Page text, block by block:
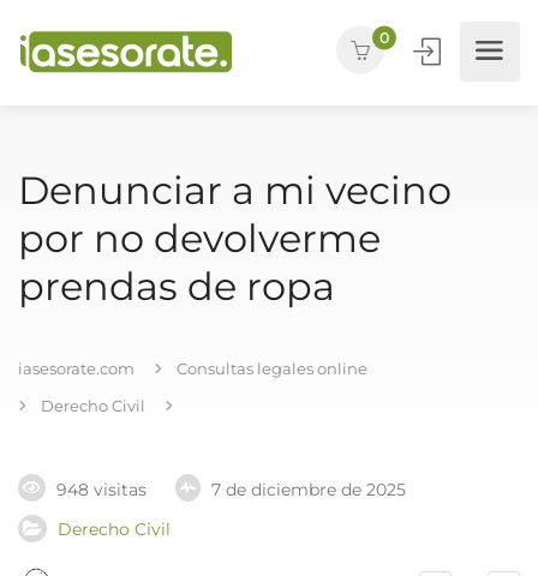
0
Denunciar a mi vecino
por no devolverme
prendas de ropa
iasesorate.com
Consultas legales online
Derecho Civil
948 visitas
7 de diciembre de 2025
Derecho Civil